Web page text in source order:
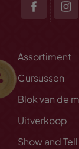
Assortiment
Cursussen
Blok van de
Uitverkoop
Show and Tell